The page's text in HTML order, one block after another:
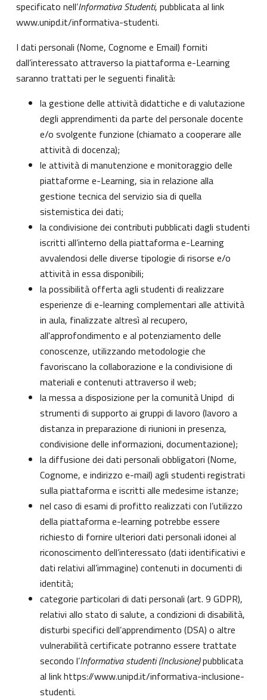
specificato nell’Informativa Studenti, pubblicata al link
www.unipd.it/informativa-studenti.
I dati personali (Nome, Cognome e Email) forniti
dall’interessato attraverso la piattaforma e-Learning
saranno trattati per le seguenti finalità:
la gestione delle attività didattiche e di valutazione
degli apprendimenti da parte del personale docente
e/o svolgente funzione (chiamato a cooperare alle
attività di docenza);
le attività di manutenzione e monitoraggio delle
piattaforme e-Learning, sia in relazione alla
gestione tecnica del servizio sia di quella
sistemistica dei dati;
la condivisione dei contributi pubblicati dagli studenti
iscritti all’interno della piattaforma e-Learning
avvalendosi delle diverse tipologie di risorse e/o
attività in essa disponibili;
la possibilità offerta agli studenti di realizzare
esperienze di e-learning complementari alle attività
in aula, finalizzate altresì al recupero,
all'approfondimento e al potenziamento delle
conoscenze, utilizzando metodologie che
favoriscano la collaborazione e la condivisione di
materiali e contenuti attraverso il web;
la messa a disposizione per la comunità Unipd di
strumenti di supporto ai gruppi di lavoro (lavoro a
distanza in preparazione di riunioni in presenza,
condivisione delle informazioni, documentazione);
la diffusione dei dati personali obbligatori (Nome,
Cognome, e indirizzo e-mail) agli studenti registrati
sulla piattaforma e iscritti alle medesime istanze;
nel caso di esami di profitto realizzati con l’utilizzo
della piattaforma e-learning potrebbe essere
richiesto di fornire ulteriori dati personali idonei al
riconoscimento dell’interessato (dati identificativi e
dati relativi all’immagine) contenuti in documenti di
identità;
categorie particolari di dati personali (art. 9 GDPR),
relativi allo stato di salute, a condizioni di disabilità,
disturbi specifici dell’apprendimento (DSA) o altre
vulnerabilità certificate potranno essere trattate
secondo l’Informativa studenti (Inclusione)pubblicata
al linkhttps://www.unipd.it/informativa-inclusione-
studenti.